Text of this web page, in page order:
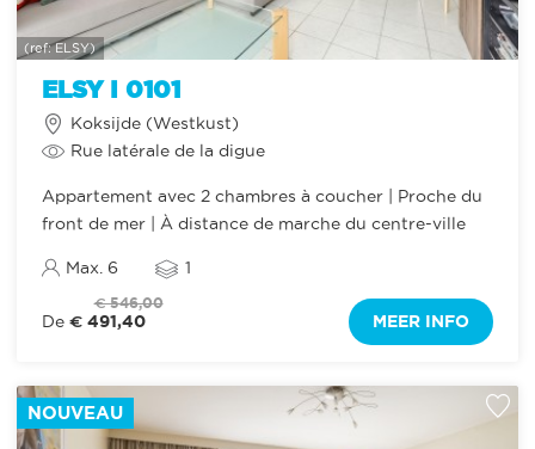
ELSY I 0101
(ref: ELSY)
Koksijde (Westkust)
Rue latérale de la digue
Appartement avec 2 chambres à coucher | Proche du
front de mer | À distance de marche du centre-ville
Max. 6 1
€ 546,00
De € 491,40 MEER INFO
NOUVEAU